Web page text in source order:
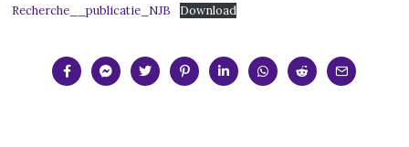
Recherche__publicatie_NJB Download